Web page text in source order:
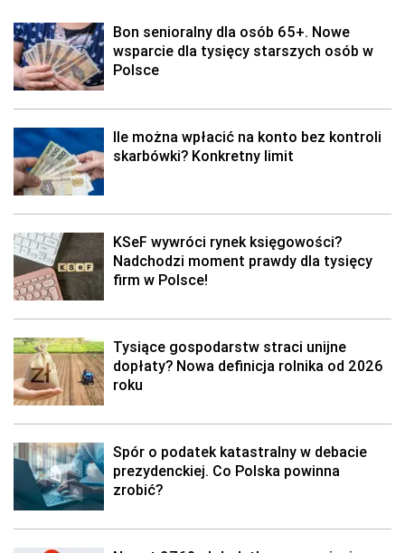
Bon senioralny dla osób 65+. Nowe
wsparcie dla tysięcy starszych osób w
Polsce
Ile można wpłacić na konto bez kontroli
skarbówki? Konkretny limit
KSeF wywróci rynek księgowości?
Nadchodzi moment prawdy dla tysięcy
firm w Polsce!
Tysiące gospodarstw straci unijne
dopłaty? Nowa definicja rolnika od 2026
roku
Spór o podatek katastralny w debacie
prezydenckiej. Co Polska powinna
zrobić?